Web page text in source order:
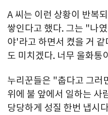
A 씨는 이런 상황이 반복
쌓인다고 했다. 그는 "나
야'라고 하면서 켰을 거
도 미치겠다. 너무 울화
누리꾼들은 "춥다고 그러
위에 불 앞에서 일하는 사
당당하게 성질 한번 냅시